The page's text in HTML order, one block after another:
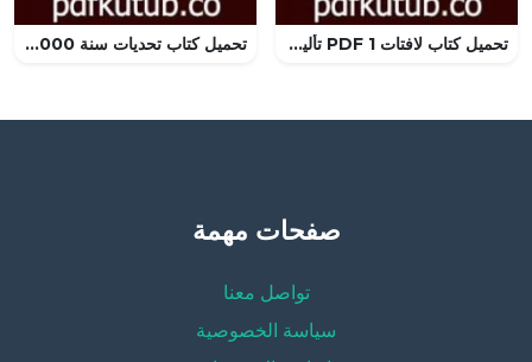
تحميل كتاب لافتات 1 PDF تأليف أحمد مطر مجانا [كامل] تحميل كتاب تحديات سنة 2000 PDF تأليف توفيق الحكيم مجانا [كامل]
صفحات مهمة
تواصل معنا
سياسة الخصوصية